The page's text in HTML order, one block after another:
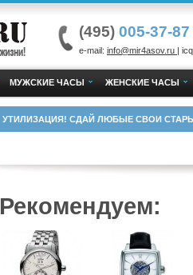
(495) 005-37-87
e-mail: info@mir4asov.ru |
МУЖСКИЕ ЧАСЫ ЖЕНСКИЕ ЧАСЫ
УТИЛИЗАЦИЯ! СДАЙ ЛЮБЫЕ СВОИ
Рекомендуем: